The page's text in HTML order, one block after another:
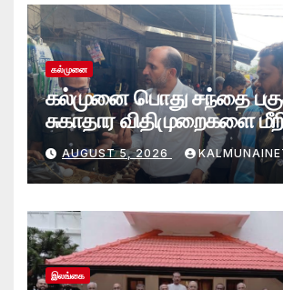
கல்முனை
கல்முனை பொது சந்தை
சுகாதார விதிமுறைகளை
மீது சட்ட நடவடிக்கை!
AUGUST 5, 2026
இலங்கை